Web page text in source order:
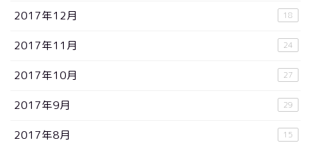
2017年12月 18
2017年11月 24
2017年10月 27
2017年9月 29
2017年8月 15